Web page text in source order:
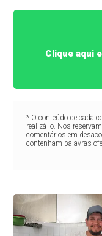
Clique aqui
* O conteúdo de cada
realizá-lo. Nos
comentários em
contenham palavras